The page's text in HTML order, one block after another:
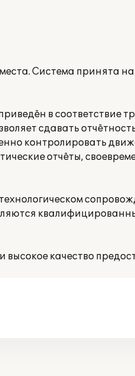
Система принята
в соответствие
сдавать
контролировать
отчёты,
качество